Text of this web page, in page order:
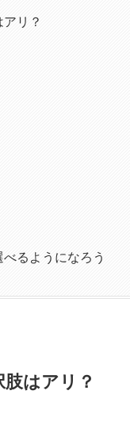
リ？
るようになろう
はアリ？